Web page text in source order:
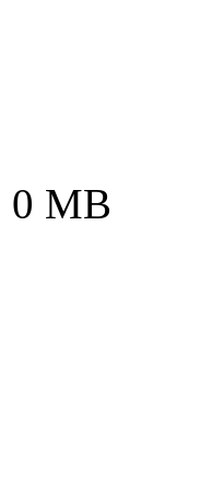
0 MB